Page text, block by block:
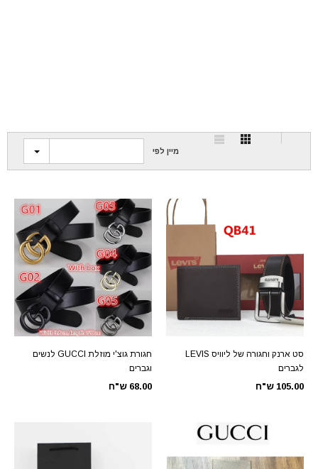
מיין לפי
סט ארנק וחגורה של ליוויס LEVIS
לגברים
105.00 ש"ח
חגורת גוצ'י מוזלת GUCCI לנשים
וגברים
68.00 ש"ח